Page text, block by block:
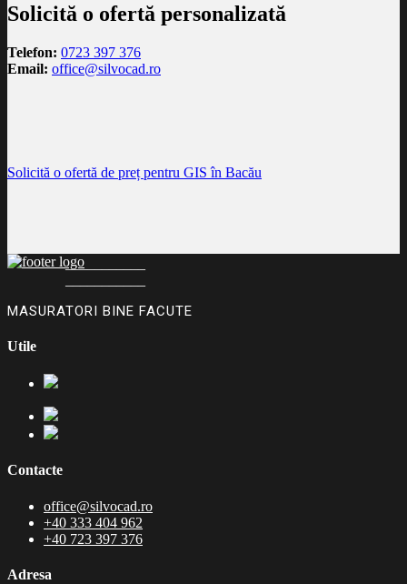
Solicită o ofertă personalizată
Telefon: 0723 397 376
Email: office@silvocad.ro
Solicită o ofertă de preț pentru GIS în Bacău
___________
MASURATORI BINE FACUTE
Utile
Contacte
office@silvocad.ro
+40 333 404 962
+40 723 397 376
Adresa